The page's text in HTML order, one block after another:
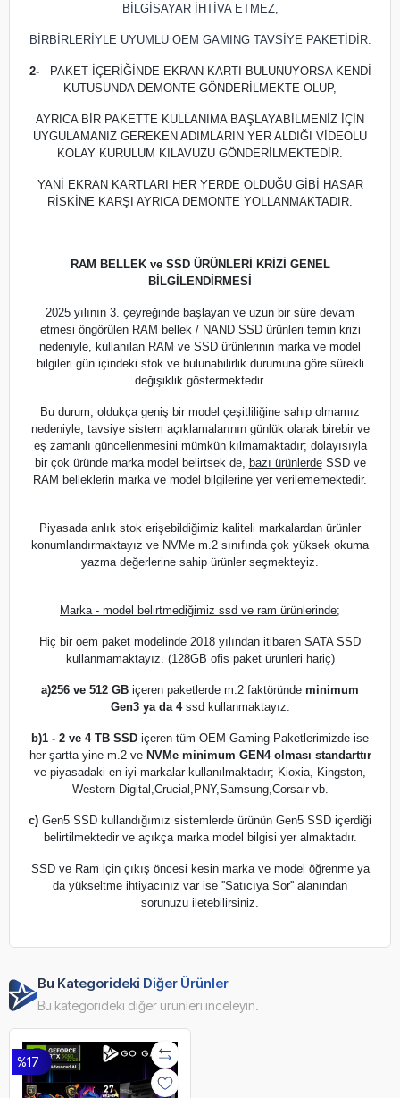
BİLGİSAYAR İHTİVA ETMEZ,
BİRBİRLERİYLE UYUMLU OEM GAMING TAVSİYE PAKETİDİR.
2-
PAKET İÇERİĞİNDE EKRAN KARTI BULUNUYORSA KENDİ
KUTUSUNDA DEMONTE GÖNDERİLMEKTE OLUP,
AYRICA BİR PAKETTE KULLANIMA BAŞLAYABİLMENİZ İÇİN
UYGULAMANIZ GEREKEN ADIMLARIN YER ALDIĞI VİDEOLU
KOLAY KURULUM KILAVUZU GÖNDERİLMEKTEDİR.
YANİ EKRAN KARTLARI HER YERDE OLDUĞU GİBİ HASAR
RİSKİNE KARŞI AYRICA DEMONTE YOLLANMAKTADIR.
RAM BELLEK ve SSD ÜRÜNLERİ KRİZİ GENEL
BİLGİLENDİRMESİ
2025 yılının 3. çeyreğinde başlayan ve uzun bir süre devam
etmesi öngörülen RAM bellek / NAND SSD ürünleri temin krizi
nedeniyle, kullanılan RAM ve SSD ürünlerinin marka ve model
bilgileri gün içindeki stok ve bulunabilirlik durumuna göre sürekli
değişiklik göstermektedir.
Bu durum, oldukça geniş bir model çeşitliliğine sahip olmamız
nedeniyle, tavsiye sistem açıklamalarının günlük olarak birebir ve
eş zamanlı güncellenmesini mümkün kılmamaktadır; dolayısıyla
bir çok üründe marka model belirtsek de, bazı ürünlerdeSSD ve
RAM belleklerin marka ve model bilgilerine yer verilememektedir.
Piyasada anlık stok erişebildiğimiz kaliteli markalardan ürünler
konumlandırmaktayız ve NVMe m.2 sınıfında çok yüksek okuma
yazma değerlerine sahip ürünler seçmekteyiz.
Marka - model belirtmediğimiz ssd ve ram ürünlerinde;
Hiç bir oem paket modelinde 2018 yılından itibaren SATA SSD
kullanmamaktayız. (128GB ofis paket ürünleri hariç)
a)256 ve 512 GB içeren paketlerde m.2 faktöründe minimum
Gen3 ya da 4ssd kullanmaktayız.
b)1 - 2 ve 4 TB SSD içeren tüm OEM Gaming Paketlerimizde ise
her şartta yine m.2 ve NVMe minimum GEN4 olması standarttır
ve piyasadaki en iyi markalar kullanılmaktadır; Kioxia, Kingston,
Western Digital,Crucial,PNY,Samsung,Corsair vb.
c) Gen5 SSD kullandığımız sistemlerde ürünün Gen5 SSD içerdiği
belirtilmektedir ve açıkça marka model bilgisi yer almaktadır.
SSD ve Ram için çıkış öncesi kesin marka ve model öğrenme ya
da yükseltme ihtiyacınız var ise ''Satıcıya Sor'' alanından
sorunuzu iletebilirsiniz.
Bu Kategorideki Diğer Ürünler
Bu kategorideki diğer ürünleri inceleyin.
%17